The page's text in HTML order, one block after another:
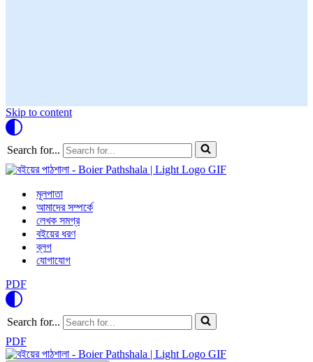
Skip to content
Search for...
মূলপাতা
আমাদের সম্পর্কে
লেখক সমগ্র
বইয়ের ধরণ
ব্লগ
যোগাযোগ
PDF
Search for...
PDF